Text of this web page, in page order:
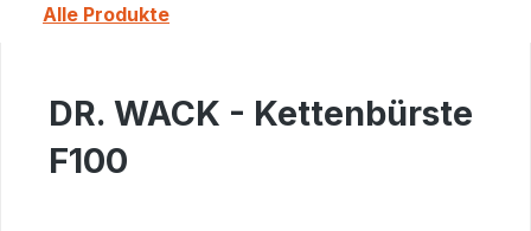
Alle Produkte
DR. WACK - Kettenbürste
F100